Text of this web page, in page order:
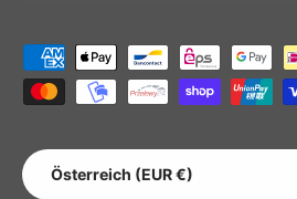
Zahlungsmethoden
LAND/REGION
Österreich (EUR €)